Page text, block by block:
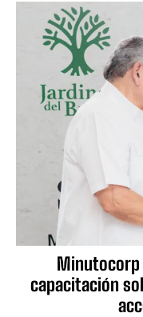
Minutocorp
capacitación